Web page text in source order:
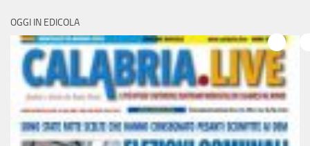
OGGI IN EDICOLA